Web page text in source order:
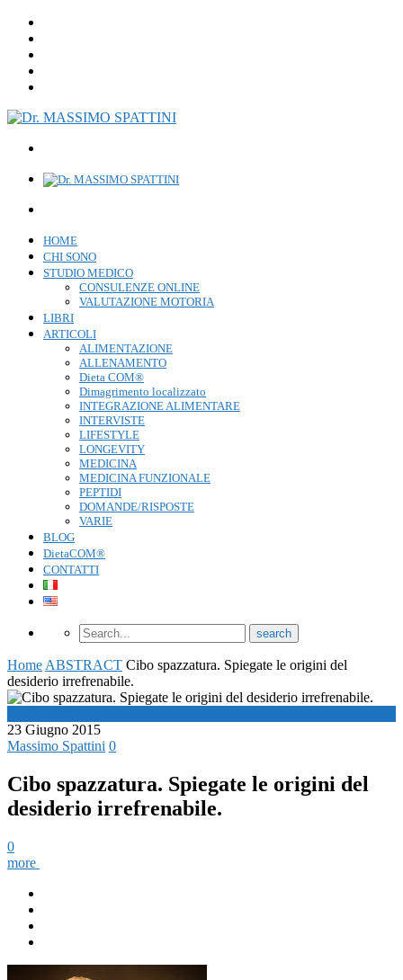
HOME
CHI SONO
STUDIO MEDICO
CONSULENZE ONLINE
VALUTAZIONE MOTORIA
LIBRI
ARTICOLI
ALIMENTAZIONE
ALLENAMENTO
Dieta COM®
Dimagrimento localizzato
INTEGRAZIONE ALIMENTARE
INTERVISTE
LIFESTYLE
LONGEVITY
MEDICINA
MEDICINA FUNZIONALE
PEPTIDI
DOMANDE/RISPOSTE
VARIE
BLOG
DietaCOM®
CONTATTI
Home ABSTRACT Cibo spazzatura. Spiegate le origini del
desiderio irrefrenabile.
23 Giugno 2015
Massimo Spattini 0
Cibo spazzatura. Spiegate le origini del
desiderio irrefrenabile.
0
more